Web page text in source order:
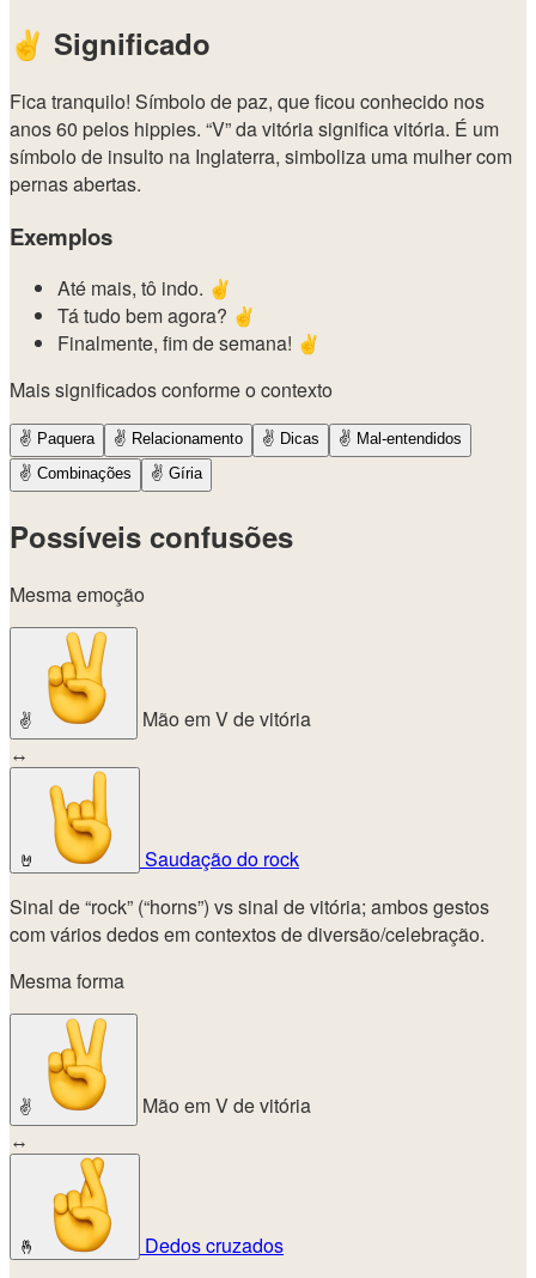
✌️ Significado
Fica tranquilo! Símbolo de paz, que ficou conhecido nos
anos 60 pelos hippies. “V” da vitória significa vitória. É um
símbolo de insulto na Inglaterra, simboliza uma mulher com
pernas abertas.
Exemplos
Até mais, tô indo. ✌️
Tá tudo bem agora? ✌️
Finalmente, fim de semana! ✌️
Mais significados conforme o contexto
✌️ Paquera ✌️ Relacionamento ✌️ Dicas ✌️ Mal-entendidos
✌️ Combinações ✌️ Gíria
Possíveis confusões
Mesma emoção
✌️
Mão em V de vitória
↔
🤘
Saudação do rock
Sinal de “rock” (“horns”) vs sinal de vitória; ambos gestos
com vários dedos em contextos de diversão/celebração.
Mesma forma
✌️
Mão em V de vitória
↔
🤞
Dedos cruzados